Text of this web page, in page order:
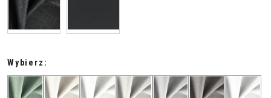
Wybierz: